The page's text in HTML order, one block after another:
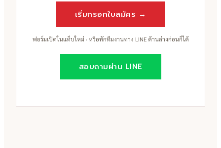
เริ่มกรอกใบสมัคร →
ฟอร์มเปิดในแท็บใหม่ · หรือทักทีมงานทาง LINE ด้านล่างก่อนก็ได้
สอบถามผ่าน LINE